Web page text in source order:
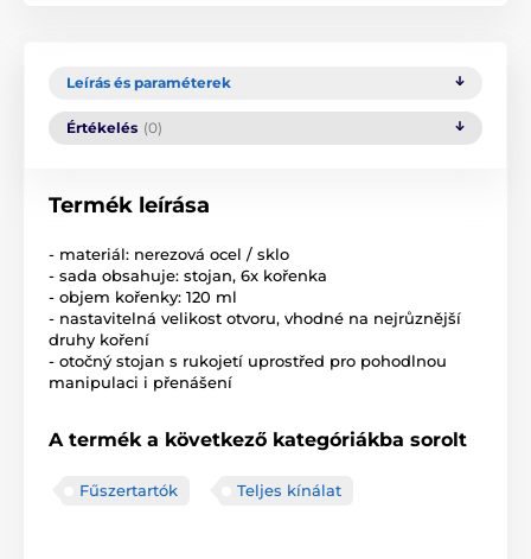
Leírás és paraméterek
Értékelés (0)
Termék leírása
- materiál: nerezová ocel / sklo
- sada obsahuje: stojan, 6x kořenka
- objem kořenky: 120 ml
- nastavitelná velikost otvoru, vhodné na nejrůznější
druhy koření
- otočný stojan s rukojetí uprostřed pro pohodlnou
manipulaci i přenášení
A termék a következő kategóriákba sorolt
Fűszertartók Teljes kínálat